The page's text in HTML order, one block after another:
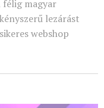
félig magyar
lezárást
webshop